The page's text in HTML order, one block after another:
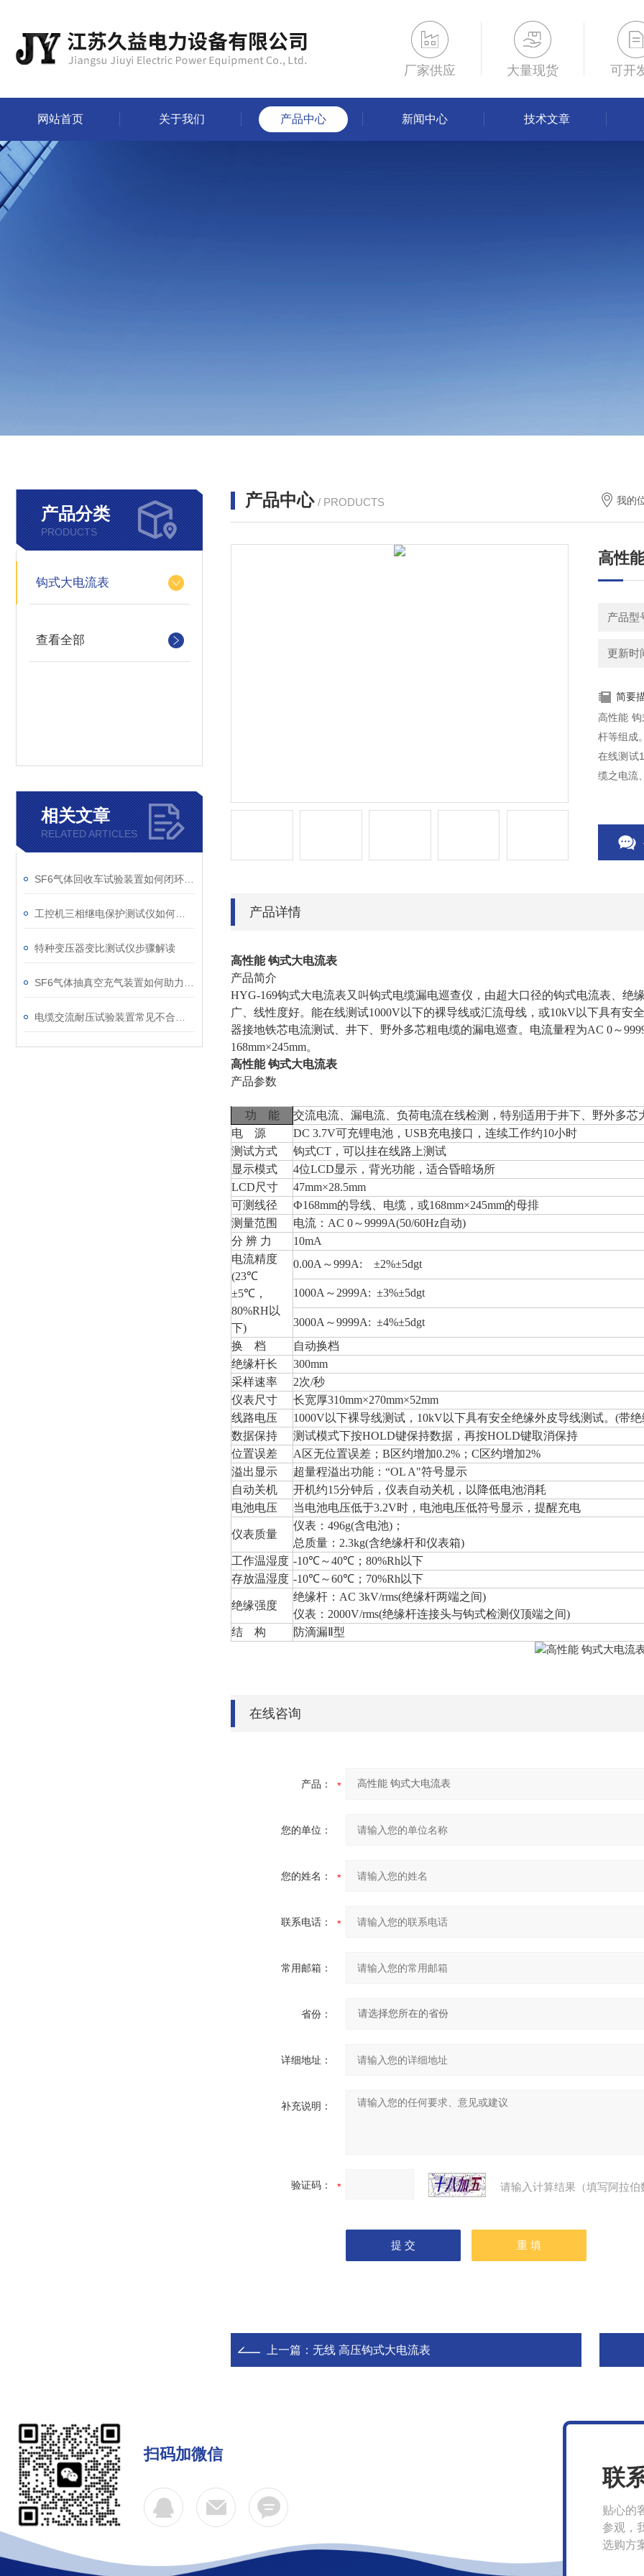
厂家供应 大量现货 可开
网站首页 关于我们 产品中心 新闻中心 技术文章
产品分类
PRODUCTS
钩式大电流表
查看全部
相关文章
RELATED ARTICLES
特种变压器变比测试仪步骤解读
产品中心 / PRODUCTS 我的
高性
产品型
更新时
简要
高性能
杆等组成
在线测试
缆之电流
产品详情
高性能 钩式大电流表
产品简介
HYG-169钩式大电流表又叫钩式电缆漏电巡查仪，由超大口径的钩式电流表、绝
广、线性度好。能在线测试1000V以下的裸导线或汇流母线，或10kV以下具有安
器接地铁芯电流测试、井下、野外多芯粗电缆的漏电巡查。电流量程为AC 0～
168mm×245mm。
高性能 钩式大电流表
产品参数
功 能
交流电流、漏电流、负荷电流在线检测，特别适用于井下、野外多芯
电 源
DC 3.7V可充锂电池，USB充电接口，连续工作约10小时
测试方式
钩式CT，可以挂在线路上测试
显示模式
4位LCD显示，背光功能，适合昏暗场所
LCD尺寸
47mm×28.5mm
可测线径
Ф168mm的导线、电缆，或168mm×245mm的母排
测量范围
电流：AC 0～9999A(50/60Hz自动)
分 辨 力
10mA
电流精度
(23℃
±5℃，
80%RH以
下)
0.00A～999A: ±2%±5dgt
1000A～2999A: ±3%±5dgt
3000A～9999A: ±4%±5dgt
换 档
自动换档
绝缘杆长
300mm
采样速率
2次/秒
仪表尺寸
长宽厚310mm×270mm×52mm
线路电压
1000V以下裸导线测试，10kV以下具有安全绝缘外皮导线测试。(带
数据保持
测试模式下按HOLD键保持数据，再按HOLD键取消保持
位置误差
A区无位置误差；B区约增加0.2%；C区约增加2%
溢出显示
超量程溢出功能：“OL A"符号显示
自动关机
开机约15分钟后，仪表自动关机，以降低电池消耗
电池电压
当电池电压低于3.2V时，电池电压低符号显示，提醒充电
仪表质量
仪表：496g(含电池)；
总质量：2.3kg(含绝缘杆和仪表箱)
工作温湿度 -10℃～40℃；80%Rh以下
存放温湿度 -10℃～60℃；70%Rh以下
绝缘强度
绝缘杆：AC 3kV/rms(绝缘杆两端之间)
仪表：2000V/rms(绝缘杆连接头与钩式检测仪顶端之间)
结 构
防滴漏Ⅱ型
在线咨询
产品：
您的单位：
您的姓名：
联系电话：
常用邮箱：
省份：
详细地址：
补充说明：
验证码： 请输入计算结果（填写阿拉
上一篇： 无线 高压钩式大电流表
扫码加微信
联
贴心的
参观，
选购方